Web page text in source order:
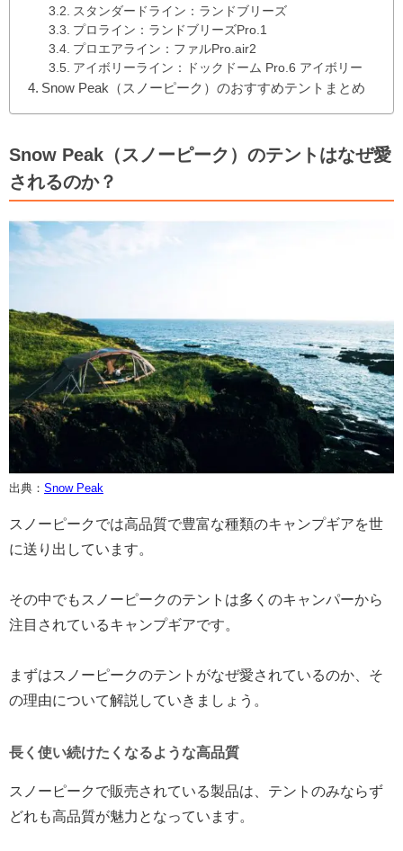
スタンダードライン：ランドブリーズ
プロライン：ランドブリーズPro.1
プロエアライン：ファルPro.air2
アイボリーライン：ドックドーム Pro.6 アイボリー
Snow Peak（スノーピーク）のおすすめテントまとめ
Snow Peak（スノーピーク）のテントはなぜ愛
されるのか？
出典： Snow Peak
スノーピークでは高品質で豊富な種類のキャンプギアを世
に送り出しています。
その中でもスノーピークのテントは多くのキャンパーから
注目されているキャンプギアです。
まずはスノーピークのテントがなぜ愛されているのか、そ
の理由について解説していきましょう。
長く使い続けたくなるような高品質
スノーピークで販売されている製品は、テントのみならず
どれも高品質が魅力となっています。